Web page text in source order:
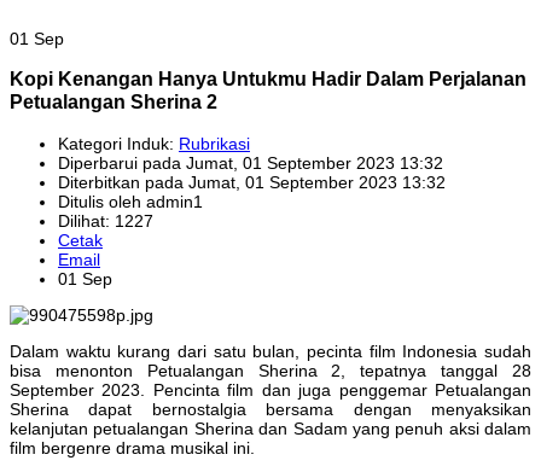
01 Sep
Kopi Kenangan Hanya Untukmu Hadir Dalam Perjalanan
Petualangan Sherina 2
Kategori Induk: Rubrikasi
Diperbarui pada Jumat, 01 September 2023 13:32
Diterbitkan pada Jumat, 01 September 2023 13:32
Ditulis oleh admin1
Dilihat: 1227
Cetak
Email
01 Sep
Dalam waktu kurang dari satu bulan, pecinta film Indonesia sudah
bisa menonton Petualangan Sherina 2, tepatnya tanggal 28
September 2023. Pencinta film dan juga penggemar Petualangan
Sherina dapat bernostalgia bersama dengan menyaksikan
kelanjutan petualangan Sherina dan Sadam yang penuh aksi dalam
film bergenre drama musikal ini.